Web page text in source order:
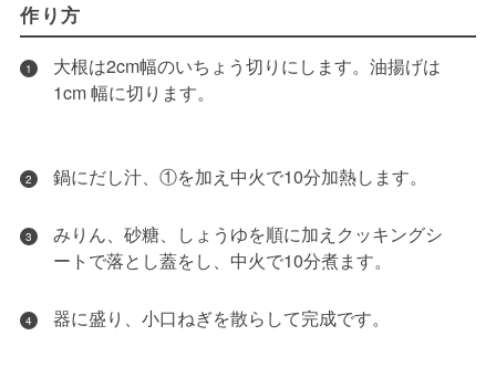
作り方
1
大根は2cm幅のいちょう切りにします。油揚げは
1cm 幅に切ります。
2 鍋にだし汁、①を加え中火で10分加熱します。
3
みりん、砂糖、しょうゆを順に加えクッキングシ
ートで落とし蓋をし、中火で10分煮ます。
4 器に盛り、小口ねぎを散らして完成です。